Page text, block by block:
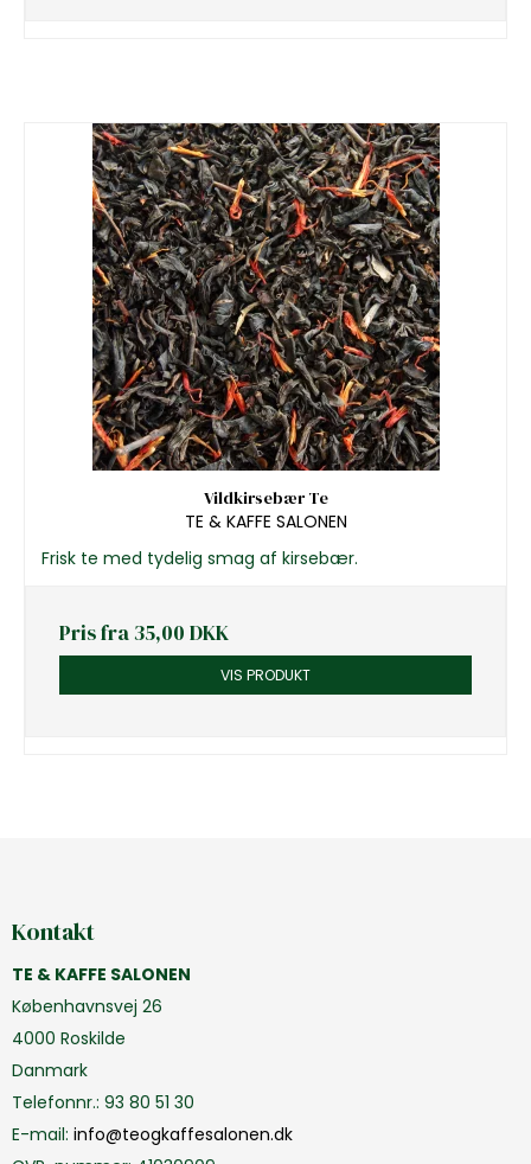
Vildkirsebær Te
TE & KAFFE SALONEN
Frisk te med tydelig smag af kirsebær.
Pris fra35,00 DKK
VIS PRODUKT
Kontakt
TE & KAFFE SALONEN
Københavnsvej 26
4000 Roskilde
Danmark
Telefonnr.: 93 80 51 30
E-mail: info@teogkaffesalonen.dk